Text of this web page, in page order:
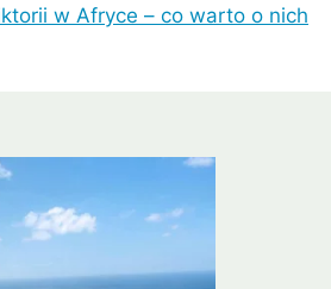
w Afryce – co warto o nich